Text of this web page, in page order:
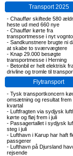
Transport 2025
- Chauffør skiftede 580
heste ud med 660 nye
- Chauffør kørte fra
transportmesse i nyt
- Sandkunstnere brugte ni
at skabe to sværvægtere
- Knap 29.000 besøgte
transportmesse i Herning
- Betonbil er helt elektrisk
drivline og tromle til
Flytransport
- Tysk transportkoncern
omsætning og resultat frem
kvartal
- Luftfragten via sydjysk
kørte og fløj frem i juli
- Passagertallet i sydjysk
steg i juli
- Lufthavn i Karup har haft
passgerer
- Lufthavn på Djursland
rejsende